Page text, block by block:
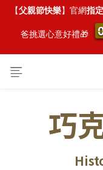
巧
【父親節快樂】官網指
爸挑選心意好禮🎁